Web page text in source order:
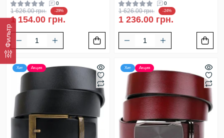
Фильтр
0
1 626.00 грн. -29%
1 154.00 грн.
0
1 626.00 грн. -24%
1 236.00 грн.
Хит Акция Хит Акция